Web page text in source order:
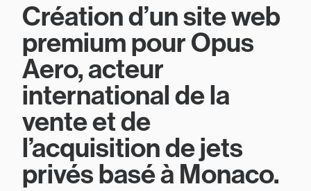
Création d’un site web
premium pour Opus
Aero, acteur
international de la
vente et de
l’acquisition de jets
privés basé à Monaco.